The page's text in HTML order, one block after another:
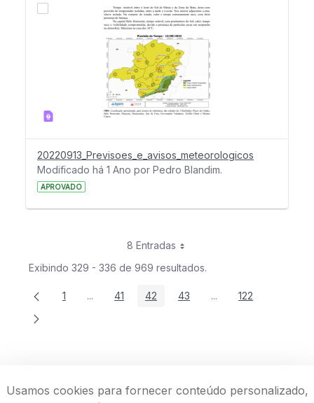
20220913_Previsoes_e_avisos_meteorologicos
Modificado há 1 Ano por Pedro Blandim.
APROVADO
8 Entradas
Exibindo 329 - 336 de 969 resultados.
Página
1 ...Páginas intermediárias Usar ABA para navegar.
Página
41 Página
42 Página
43 ...PáginasPágina
122
Usamos cookies para fornecer conteúdo personalizado,